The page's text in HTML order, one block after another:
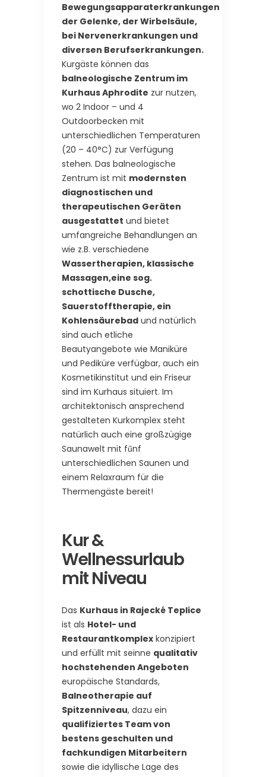
Bewegungsapparaterkrankungen
der Gelenke, der Wirbelsäule,
bei Nervenerkrankungen und
diversen Berufserkrankungen.
Kurgäste können das
balneologische Zentrum im
Kurhaus Aphrodite zur nutzen,
wo 2 Indoor – und 4
Outdoorbecken mit
unterschiedlichen Temperaturen
(20 – 40°C) zur Verfügung
stehen. Das balneologische
Zentrum ist mit modernsten
diagnostischen und
therapeutischen Geräten
ausgestattet und bietet
umfangreiche Behandlungen an
wie z.B. verschiedene
Wassertherapien, klassische
Massagen,eine sog.
schottische Dusche,
Sauerstofftherapie, ein
Kohlensäurebad und natürlich
sind auch etliche
Beautyangebote wie Maniküre
und Pediküre verfügbar, auch ein
Kosmetikinstitut und ein Friseur
sind im Kurhaus situiert. Im
architektonisch ansprechend
gestalteten Kurkomplex steht
natürlich auch eine großzügige
Saunawelt mit fűnf
unterschiedlichen Saunen und
einem Relaxraum für die
Thermengäste bereit!
Kur &
Wellnessurlaub
mit Niveau
Das Kurhaus in Rajecké Teplice
ist als Hotel- und
Restaurantkomplex konzipiert
und erfüllt mit seinne qualitativ
hochstehenden Angeboten
europäische Standards,
Balneotherapie auf
Spitzenniveau, dazu ein
qualifiziertes Team von
bestens geschulten und
fachkundigen Mitarbeitern
sowie die idyllische Lage des